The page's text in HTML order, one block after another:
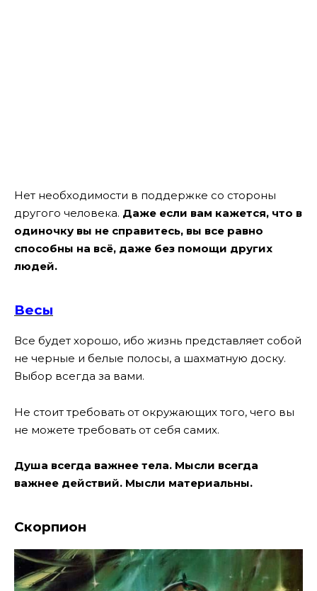
Нет необходимости в поддержке со стороны
другого человека. Даже если вам кажется, что в
одиночку вы не справитесь, вы все равно
способны на всё, даже без помощи других
людей.
Весы
Все будет хорошо, ибо жизнь представляет собой
не черные и белые полосы, а шахматную доску.
Выбор всегда за вами.
Не стоит требовать от окружающих того, чего вы
не можете требовать от себя самих.
Душа всегда важнее тела. Мысли всегда
важнее действий. Мысли материальны.
Скорпион